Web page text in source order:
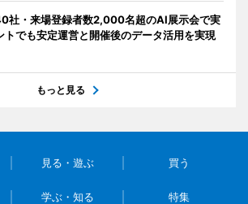
社・来場登録者数2,000名超のAI展示会で実
トでも安定運営と開催後のデータ活用を実現
もっと見る
見る・遊ぶ 買う
学ぶ・知る 特集